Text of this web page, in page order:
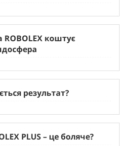
ROBOLEX коштує
результат?
PLUS – це боляче?